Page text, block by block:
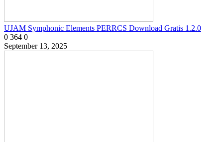
UJAM Symphonic Elements PERRCS Download Gratis 1.2.0
0 364 0
September 13, 2025